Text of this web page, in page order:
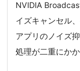
NVIDIA
イズキャンセル
アプリのノイズ
処理が二重にか